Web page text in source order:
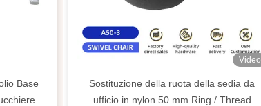
Base
Video
Sostituzione della ruota della sedia da
ufficio in nylon 50 mm Ring / Thread